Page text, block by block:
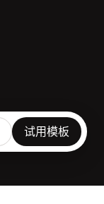
试用模板